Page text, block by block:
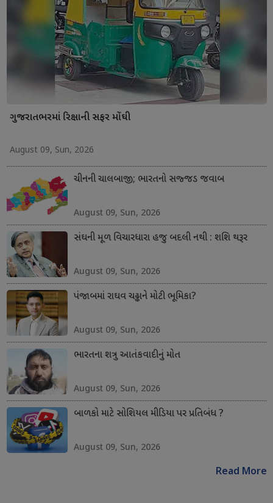
ગુજરાતભરમાં રિક્ષાની સફર મોંઘી
August 09, Sun, 2026
ચીનની ચાલબાજી; ભારતનો સજ્જડ જવાબ
August 09, Sun, 2026
સંઘની મૂળ વિચારધારા હજુ બદલી નથી : શશિ થરૂર
August 09, Sun, 2026
પંજાબમાં રાઘવ ચઢ્ઢાને મોટી ભૂમિકા?
August 09, Sun, 2026
ભારતના શત્રુ આતંકવાદીનું મોત
August 09, Sun, 2026
બાળકો માટે સોશિયલ મીડિયા પર પ્રતિબંધ ?
August 09, Sun, 2026
Read More